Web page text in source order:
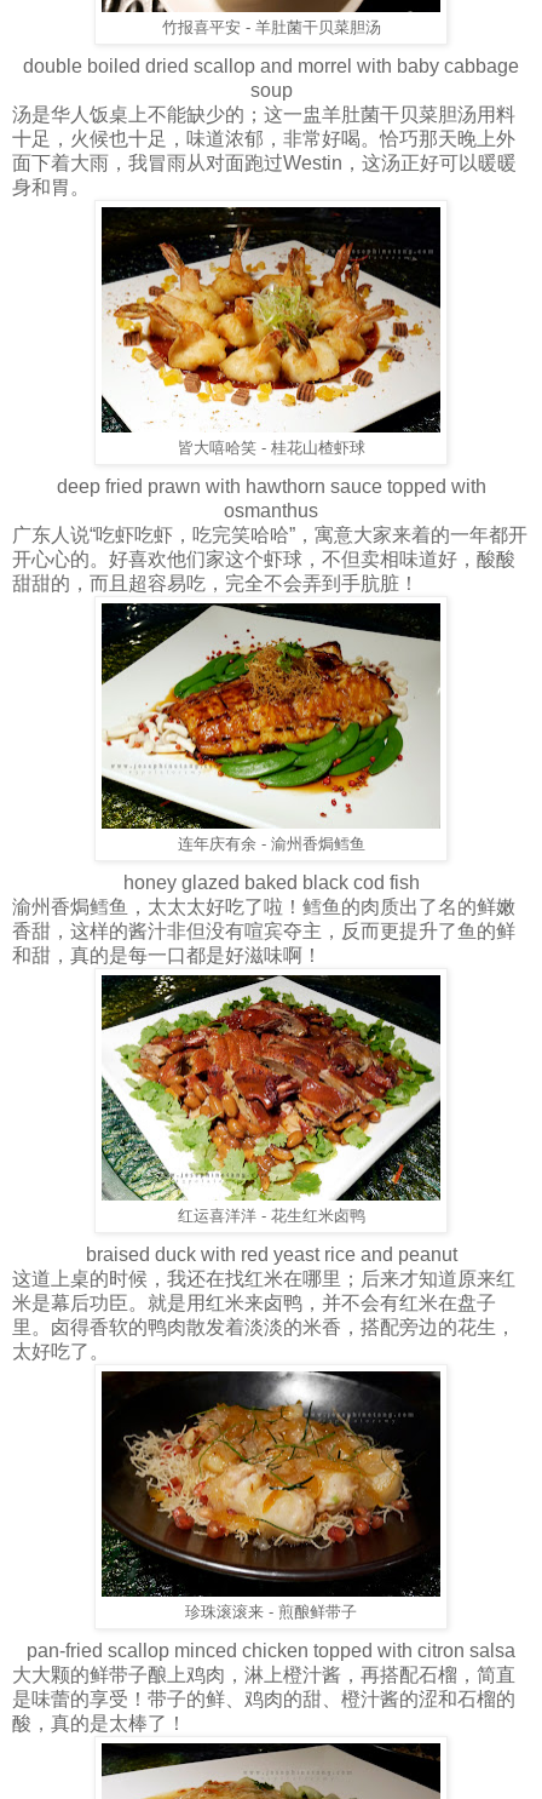
竹报喜平安 - 羊肚菌干贝菜胆汤
double boiled dried scallop and morrel with baby cabbage
soup
汤是华人饭桌上不能缺少的；这一盅羊肚菌干贝菜胆汤用料
十足，火候也十足，味道浓郁，非常好喝。恰巧那天晚上外
面下着大雨，我冒雨从对面跑过Westin，这汤正好可以暖暖
身和胃。
皆大嘻哈笑 - 桂花山楂虾球
deep fried prawn with hawthorn sauce topped with
osmanthus
广东人说“吃虾吃虾，吃完笑哈哈”，寓意大家来着的一年都开
开心心的。好喜欢他们家这个虾球，不但卖相味道好，酸酸
甜甜的，而且超容易吃，完全不会弄到手肮脏！
连年庆有余 - 渝州香焗鳕鱼
honey glazed baked black cod fish
渝州香焗鳕鱼，太太太好吃了啦！鳕鱼的肉质出了名的鲜嫩
香甜，这样的酱汁非但没有喧宾夺主，反而更提升了鱼的鲜
和甜，真的是每一口都是好滋味啊！
红运喜洋洋 - 花生红米卤鸭
braised duck with red yeast rice and peanut
这道上桌的时候，我还在找红米在哪里；后来才知道原来红
米是幕后功臣。就是用红米来卤鸭，并不会有红米在盘子
里。卤得香软的鸭肉散发着淡淡的米香，搭配旁边的花生，
太好吃了。
珍珠滚滚来 - 煎酿鲜带子
pan-fried scallop minced chicken topped with citron salsa
大大颗的鲜带子酿上鸡肉，淋上橙汁酱，再搭配石榴，简直
是味蕾的享受！带子的鲜、鸡肉的甜、橙汁酱的涩和石榴的
酸，真的是太棒了！